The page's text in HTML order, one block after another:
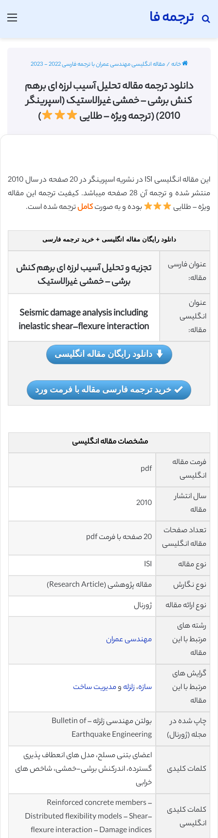
ترجمه فا
جستجو برای
خانه/مقاله انگلیسی مهندسی عمران با ترجمه فارسی 2022 - 2023
دانلود ترجمه مقاله تحلیل آسیب لرزه ای برهم
کنش برشی – خمشی غیرالاستیک (اسپرینگر
2010) (ترجمه ویژه – طلایی
)
این مقاله انگلیسی ISI در نشریه اسپرینگر در 20 صفحه در سال 2010
منتشر شده و ترجمه آن 28 صفحه میباشد. کیفیت ترجمه این مقاله
ویژه – طلایی
بوده و به صورتکاملترجمه شده است.
دانلود رایگان مقاله انگلیسی + خرید ترجمه فارسی
عنوان فارسی
مقاله:
تجزیه و تحلیل آسیب لرزه ای برهم کنش
برشی – خمشی غیرالاستیک
عنوان
انگلیسی
مقاله:
Seismic damage analysis including
inelastic shear–flexure interaction
دانلود رایگان مقاله انگلیسی
خرید ترجمه فارسی مقاله با فرمت ورد
مشخصات مقاله انگلیسی
فرمت مقاله
انگلیسی
pdf
سال انتشار
مقاله
2010
تعداد صفحات
مقاله انگلیسی
20 صفحه با فرمت pdf
نوع مقاله
ISI
نوع نگارش
مقاله پژوهشی (Research Article)
نوع ارائه مقاله
ژورنال
رشته های
مرتبط با این
مقاله
مهندسی عمران
گرایش های
مرتبط با این
مقاله
سازه، زلزله ومدیریت ساخت
چاپ شده در
مجله (ژورنال)
بولتن مهندسی زلزله – Bulletin of
Earthquake Engineering
کلمات کلیدی
اعضای بتنی مسلح، مدل های انعطاف پذیری
گسترده، اندرکنش برشی-خمشی، شاخص های
خرابی
کلمات کلیدی
انگلیسی
Reinforced concrete members –
Distributed flexibility models – Shear–
flexure interaction – Damage indices